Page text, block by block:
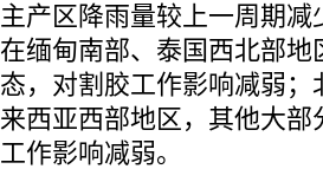
主产区降雨量较上一周期
在缅甸南部、泰国西北部
态，对割胶工作影响减弱
来西亚西部地区，其他大
工作影响减弱。